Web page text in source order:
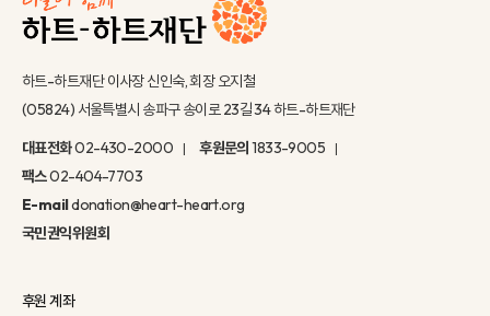
하트-하트재단 이사장 신인숙, 회장 오지철
(05824) 서울특별시 송파구 송이로 23길 34 하트-하트재단
대표전화02-430-2000 후원문의1833-9005
팩스02-404-7703
E-maildonation@heart-heart.org
국민권익위원회
후원 계좌